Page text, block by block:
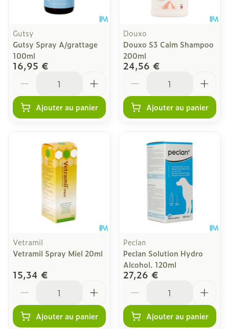
Gutsy
Gutsy Spray A/grattage
100ml
16,95 €
Ajouter au panier
Douxo
Douxo S3 Calm Shampoo
200ml
24,56 €
Ajouter au panier
Vetramil
Vetramil Spray Miel 20ml
15,34 €
Ajouter au panier
Peclan
Peclan Solution Hydro
Alcohol. 120ml
27,26 €
Ajouter au panier